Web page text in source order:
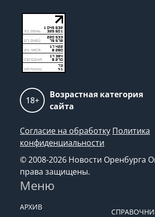
18+
Возрастная категория
сайта
Согласие на обработку Политика
конфиденциальности
© 2008-2026 Новости Оренбурга
права защищены.
Меню
АРХИВ